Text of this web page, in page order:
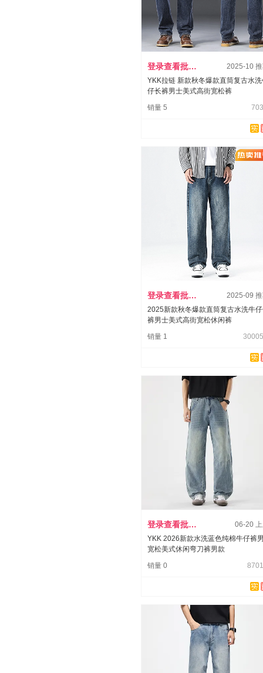
登录查看批发价
2025-10
YKK拉链 新款秋冬爆款直筒复古水
仔长裤男士美式高街宽松裤
销量 5
登录查看批发价
2025-09
2025新款秋冬爆款直筒复古水洗牛
裤男士美式高街宽松休闲裤
销量 1
登录查看批发价
06-20
YKK 2026新款水洗蓝色纯棉牛仔裤
宽松美式休闲弯刀裤男款
销量 0